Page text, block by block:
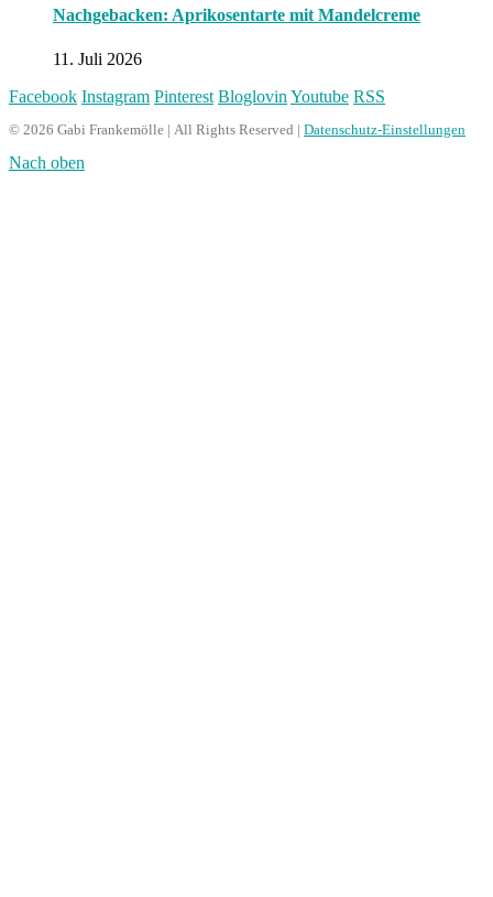
Nachgebacken: Aprikosentarte mit Mandelcreme
11. Juli 2026
Facebook Instagram Pinterest Bloglovin Youtube RSS
© 2026 Gabi Frankemölle | All Rights Reserved | Datenschutz-Einstellungen
Nach oben